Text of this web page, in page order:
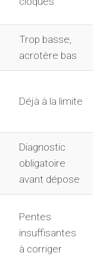
Trop basse,
acrotère bas
Déjà à la limite
Diagnostic
obligatoire
avant dépose
Pentes
insuffisantes
à corriger